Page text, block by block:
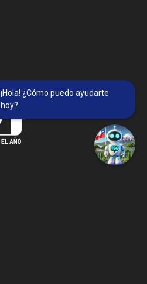
¡Hola! ¿Cómo puedo ayudarte
hoy?